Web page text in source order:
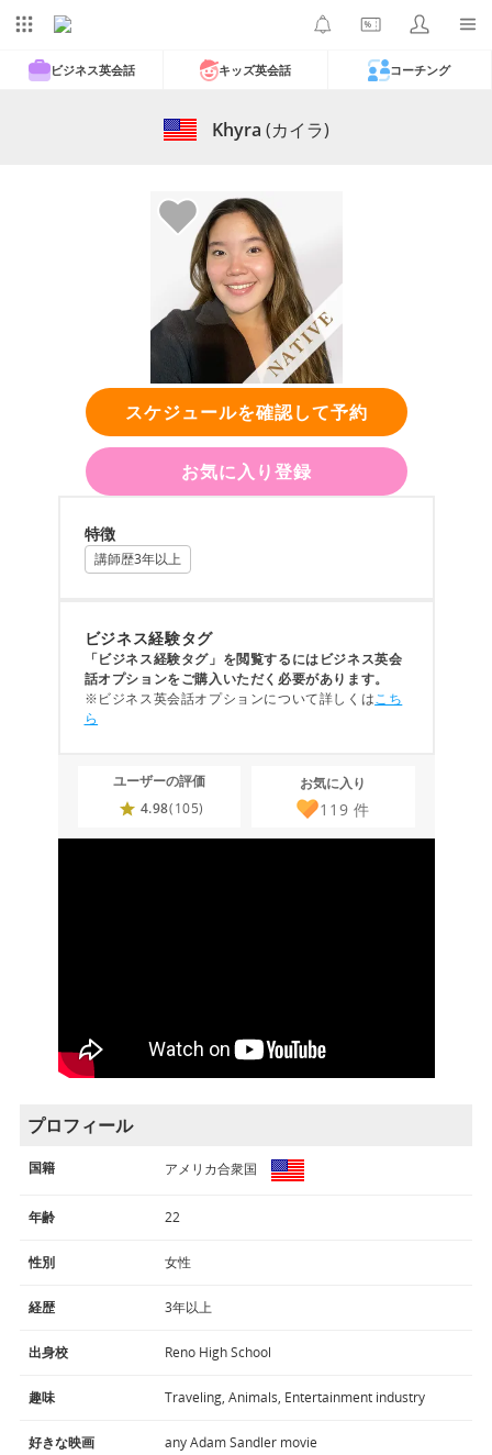
ビジネス英会話 キッズ英会話 コーチング
Khyra (カイラ)
スケジュールを確認して予約
お気に入り登録
特徴
講師歴3年以上
ビジネス経験タグ
「ビジネス経験タグ」を閲覧するにはビジネス英会
話オプションをご購入いただく必要があります。
※ビジネス英会話オプションについて詳しくはこち
ら
ユーザーの評価
4.98(105)
お気に入り
119 件
プロフィール
国籍 アメリカ合衆国
年齢 22
性別 女性
経歴 3年以上
出身校 Reno High School
趣味 Traveling, Animals, Entertainment industry
好きな映画 any Adam Sandler movie